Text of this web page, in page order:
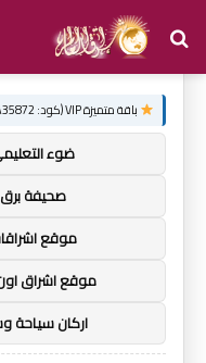
بحث
عن
توصيات :
باقة متميزة VIP (كود: AA35872):
ضوء
صحيفة برق
موقع
موقع اشراق
اركان سياحة